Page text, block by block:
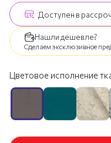
Доступен в
Нашли дешевле?
Сделаем эксклюзивное
Цветовое исполнение